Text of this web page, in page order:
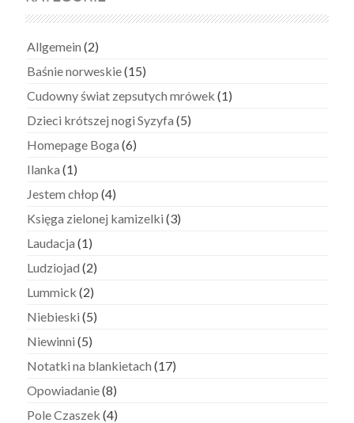
Allgemein (2)
Baśnie norweskie(15)
Cudowny świat zepsutych mrówek (1)
Dzieci krótszej nogi Syzyfa (5)
Homepage Boga (6)
Ilanka (1)
Jestem chłop (4)
Księga zielonej kamizelki (3)
Laudacja (1)
Ludziojad (2)
Lummick (2)
Niebieski (5)
Niewinni (5)
Notatki na blankietach (17)
Opowiadanie(8)
Pole Czaszek (4)